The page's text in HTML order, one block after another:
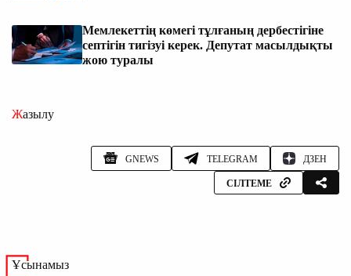
Мемлекеттің көмегі тұлғаның дербестігіне
септігін тигізуі керек. Депутат масылдықты
жою туралы
Жазылу
GNEWS TELEGRAM ДЗЕН
СІЛТЕМЕ
Ұсынамыз